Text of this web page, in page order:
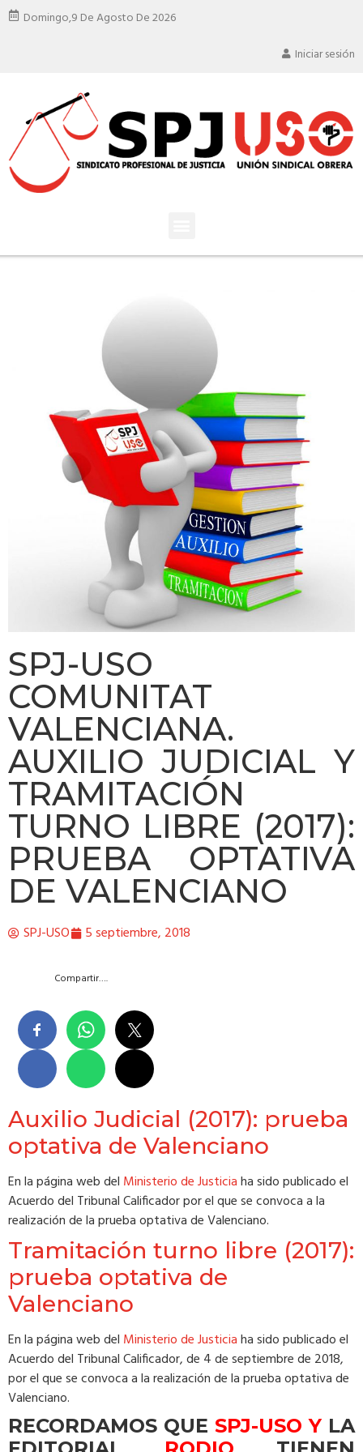
Domingo,9 De Agosto De 2026
Iniciar sesión
SPJ-USO
COMUNITAT
VALENCIANA.
AUXILIO JUDICIAL Y
TRAMITACIÓN
TURNO LIBRE (2017):
PRUEBA OPTATIVA
DE VALENCIANO
SPJ-USO 5 septiembre, 2018
Compartir….
Auxilio Judicial (2017): prueba
optativa de Valenciano
En la página web del Ministerio de Justiciaha sido publicado el
Acuerdo del Tribunal Calificador por el que se convoca a la
realización de la prueba optativa de Valenciano.
Tramitación turno libre (2017):
prueba optativa de
Valenciano
En la página web del Ministerio de Justiciaha sido publicado el
Acuerdo del Tribunal Calificador, de 4 de septiembre de 2018,
por el que se convoca a la realización de la prueba optativa de
Valenciano.
RECORDAMOS QUE SPJ-USO Y LA